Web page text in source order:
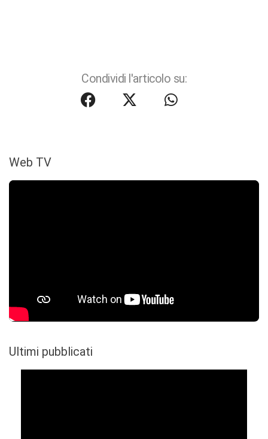
Condividi l'articolo su:
Web TV
Ultimi pubblicati